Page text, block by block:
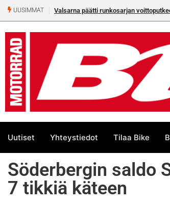
UUSIMMAT Valsarna päätti runkosarjan
Uutiset Yhteystiedot Tilaa Bike
Söderbergin saldo
7 tikkiä käteen